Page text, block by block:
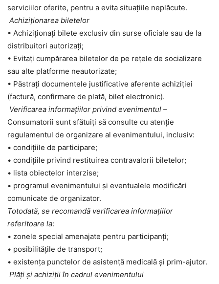
serviciilor oferite, pentru a evita situațiile neplăcute.
Achiziționarea biletelor
• Achiziționați bilete exclusiv din surse oficiale sau de la
distribuitori autorizați;
• Evitați cumpărarea biletelor de pe rețele de socializare
sau alte platforme neautorizate;
• Păstrați documentele justificative aferente achiziției
(factură, confirmare de plată, bilet electronic).
Verificarea informațiilor privind evenimentul –
Consumatorii sunt sfătuiți să consulte cu atenție
regulamentul de organizare al evenimentului, inclusiv:
• condițiile de participare;
• condițiile privind restituirea contravalorii biletelor;
• lista obiectelor interzise;
• programul evenimentului și eventualele modificări
comunicate de organizator.
Totodată, se recomandă verificarea informațiilor
referitoare la:
• zonele special amenajate pentru participanți;
• posibilitățile de transport;
• existența punctelor de asistență medicală și prim-ajutor.
Plăți și achiziții în cadrul evenimentului